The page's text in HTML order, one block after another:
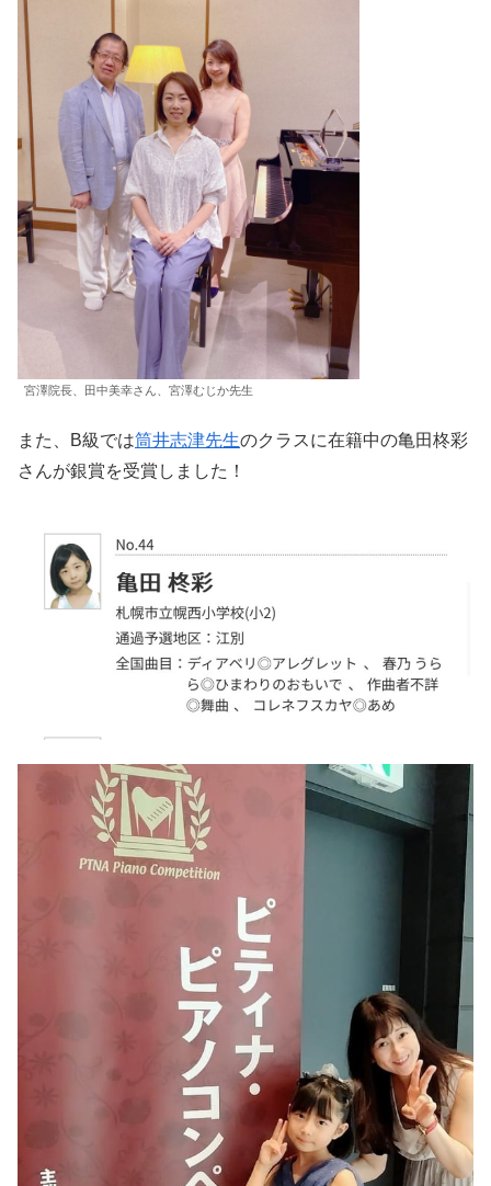
宮澤院長、田中美幸さん、宮澤むじか先生
また、B級では筒井志津先生のクラスに在籍中の亀田柊彩
さんが銀賞を受賞しました！